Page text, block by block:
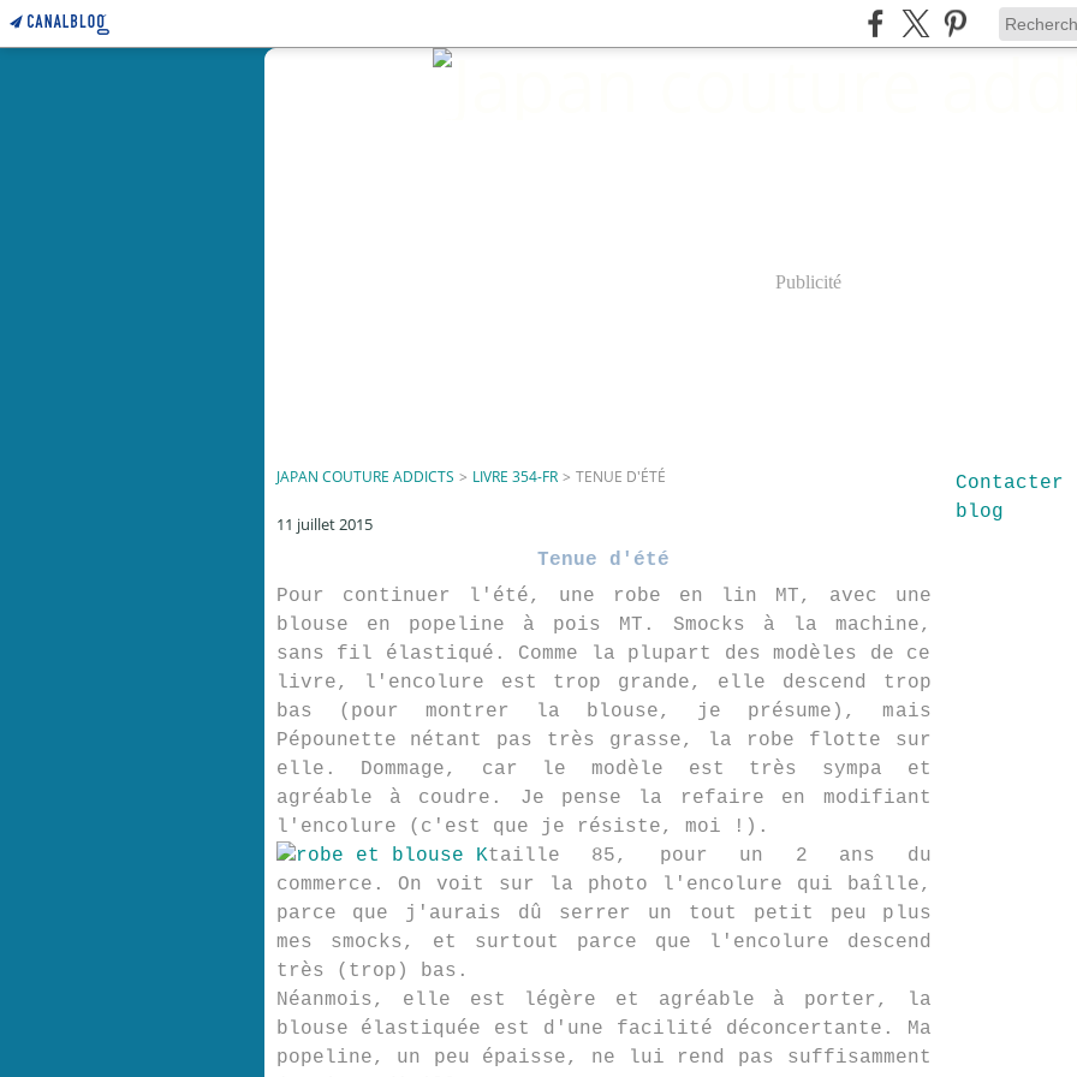
Publicité
JAPAN COUTURE ADDICTS > LIVRE 354-FR > TENUE D'ÉTÉ
11 juillet 2015
Tenue d'été
Pour continuer l'été, une robe en lin MT, avec une
blouse en popeline à pois MT. Smocks à la machine,
sans fil élastiqué. Comme la plupart des modèles de ce
livre, l'encolure est trop grande, elle descend trop
bas (pour montrer la blouse, je présume), mais
Pépounette nétant pas très grasse, la robe flotte sur
elle. Dommage, car le modèle est très sympa et
agréable à coudre. Je pense la refaire en modifiant
l'encolure (c'est que je résiste, moi !).
taille 85, pour un 2 ans du
commerce. On voit sur la photo l'encolure qui baîlle,
parce que j'aurais dû serrer un tout petit peu plus
mes smocks, et surtout parce que l'encolure descend
très (trop) bas.
Néanmois, elle est légère et agréable à porter, la
blouse élastiquée est d'une facilité déconcertante. Ma
popeline, un peu épaisse, ne lui rend pas suffisamment
blog